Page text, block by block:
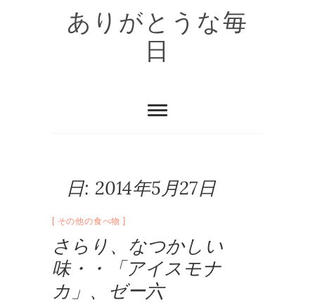
ありがとうな毎
日
日: 2014年5月27日
その他の食べ物
さらり、なつかしい
味・・「アイスモナ
カ」、ゼー六